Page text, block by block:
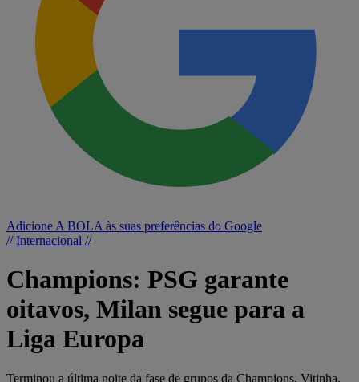
Adicione A BOLA às suas preferências do Google
// Internacional //
Champions: PSG garante
oitavos, Milan segue para a
Liga Europa
Terminou a última noite da fase de grupos da Champions. Vitinha,